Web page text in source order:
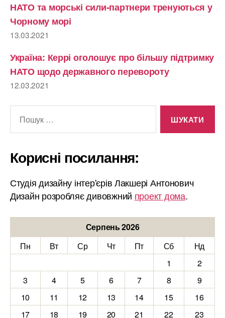
НАТО та морські сили-партнери тренуються у
Чорному морі
13.03.2021
Україна: Керрі оголошує про більшу підтримку
НАТО щодо державного перевороту
12.03.2021
Корисні посилання:
Студія дизайну інтер'єрів Лакшері Антонович
Дизайн розробляє дивовжний проект дома.
Серпень 2026
Пн
Вт Ср Чт Пт Сб
Нд
1
2
3
4 5 6 7 8
9
10
11 12 13 14 15
16
17
18 19 20 21 22 23